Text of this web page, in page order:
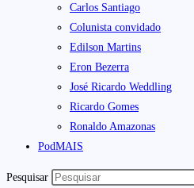
Carlos Santiago
Colunista convidado
Edilson Martins
Eron Bezerra
José Ricardo Weddling
Ricardo Gomes
Ronaldo Amazonas
PodMAIS
Pesquisar